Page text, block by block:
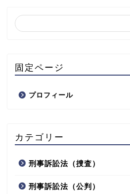
固定ページ
プロフィール
カテゴリー
刑事訴訟法（捜査）
刑事訴訟法（公判）